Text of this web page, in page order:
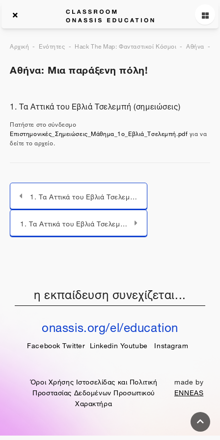
Αρχική Ενότητες Hack The Map: Φανταστικοί Κόσμοι Αθήνα
Αθήνα: Μια παράξενη πόλη!
1. Τα Αττικά του Εβλιά Τσελεμπή (σημειώσεις)
Πατήστε στο σύνδεσμο
Επιστημονικές_Σημειώσεις_Μάθημα_1ο_Εβλιά_Τσελεμπή.pdfγια να
δείτε το αρχείο.
1. Τα Αττικά του Εβλιά Τσελεμπή (βίντεο)
Μεταπήδηση σε...
1. Τα Αττικά του Εβλιά Τσελεμπή (παρουσίαση)
η εκπαίδευση συνεχίζεται...
onassis.org/el/education
Facebook Twitter Linkedin Youtube Instagram
Όροι Χρήσης Ιστοσελίδας και Πολιτική
Προστασίας Δεδομένων Προσωπικού
Χαρακτήρα
made by
ENNEAS